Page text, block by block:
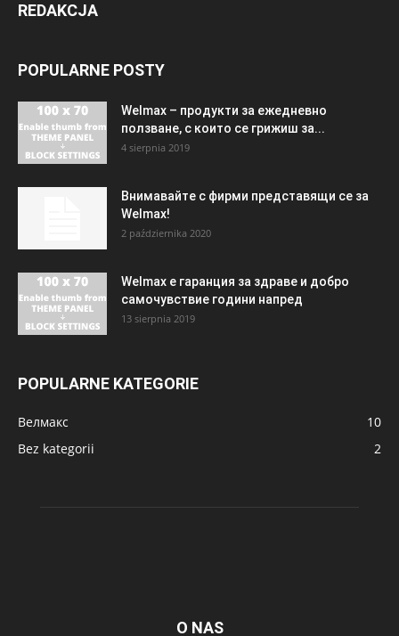
REDAKCJA
POPULARNE POSTY
Welmax – продукти за ежедневно
ползване, с които се грижиш за...
4 sierpnia 2019
Внимавайте с фирми представящи се за
Welmax!
2 października 2020
Welmax е гаранция за здраве и добро
самочувствие години напред
13 sierpnia 2019
POPULARNE KATEGORIE
Велмакс
10
Bez kategorii
2
O NAS